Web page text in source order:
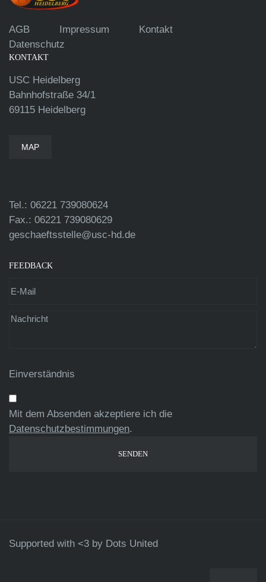
AGB Impressum
Kontakt
Datenschutz
KONTAKT
USC Heidelberg
Bahnhofstraße 34/1
69115 Heidelberg
MAP
Tel.: 06221 739080624
Fax.: 06221 739080629
geschaeftsstelle@usc-hd.de
FEEDBACK
Einverständnis
Mit dem Absenden akzeptiere ich die
Datenschutzbestimmungen.
Supported with <3 by Dots United